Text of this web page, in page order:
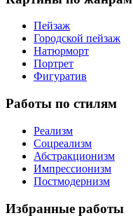
Пейзаж
Городской пейзаж
Натюрморт
Портрет
Фигуратив
Работы по стилям
Реализм
Соцреализм
Абстракционизм
Импрессионизм
Постмодернизм
Избранные работы